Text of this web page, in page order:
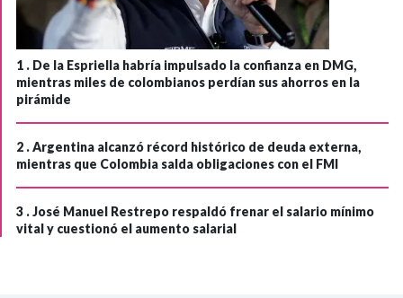
1 . De la Espriella habría impulsado la confianza en DMG,
mientras miles de colombianos perdían sus ahorros en la
pirámide
2 .Argentina alcanzó récord histórico de deuda externa,
mientras que Colombia salda obligaciones con el FMI
3 .José Manuel Restrepo respaldó frenar el salario mínimo
vital y cuestionó el aumento salarial